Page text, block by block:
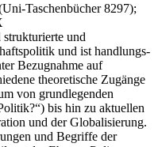
Taschenbücher 8297);
und
und ist handlungs-
Bezugnahme auf
theoretische Zugänge
von grundlegenden
bis hin zu aktuellen
und der Globalisierung.
und Begriffe der